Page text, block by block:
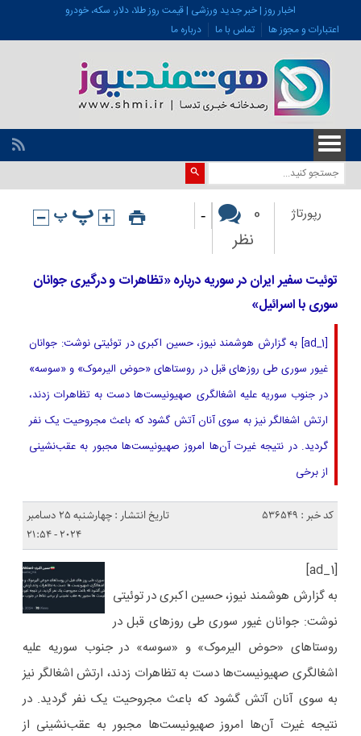
اخبار روز | خبر جدید ورزشی | قیمت روز طلا، دلار، سکه، خودرو
اعتبارات و مجوز ها
تماس با ما درباره ما
رپورتاژ
0
نظر
-
توئیت سفیر ایران در سوریه درباره «تظاهرات و درگیری جوانان
سوری با اسرائیل»
[ad_1] به گزارش هوشمند نیوز، حسین اکبری در توئیتی نوشت: جوانان
غیور سوری طی روزهای قبل در روستاهای «حوض الیرموک» و «سوسه»
در جنوب سوریه علیه اشغالگری صهیونیست‌ها دست به تظاهرات زدند،
ارتش اشغالگر نیز به سوی آنان آتش گشود که باعث مجروحیت یک نفر
گردید. در نتیجه غیرت آن‌ها امروز صهیونیست‌ها مجبور به عقب‌نشینی
از برخی
کد خبر : 536549
تاریخ انتشار : چهارشنبه 25 دسامبر
2024 - 21:54
[ad_1]
به گزارش هوشمند نیوز، حسین اکبری در توئیتی
نوشت: جوانان غیور سوری طی روزهای قبل در
روستاهای «حوض الیرموک» و «سوسه» در جنوب سوریه علیه
اشغالگری صهیونیست‌ها دست به تظاهرات زدند، ارتش اشغالگر نیز
به سوی آنان آتش گشود که باعث مجروحیت یک نفر گردید. در
نتیجه غیرت آن‌ها امروز صهیونیست‌ها مجبور به عقب‌نشینی از